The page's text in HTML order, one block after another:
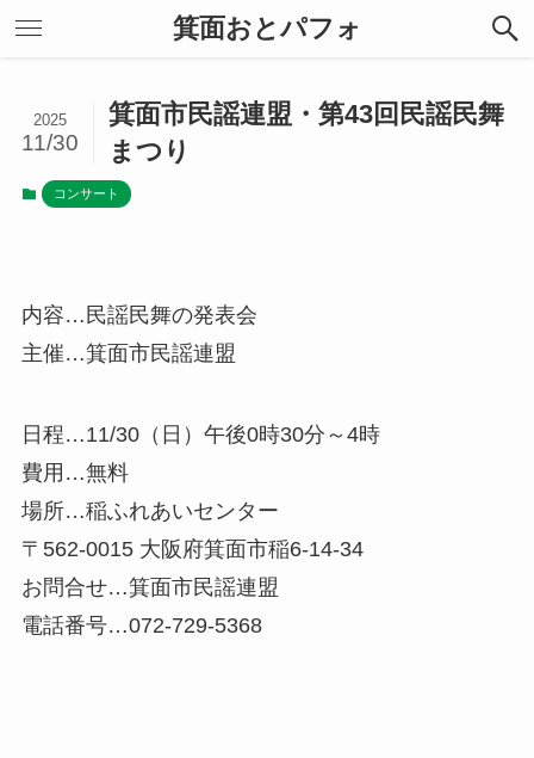
箕面おとパフォ
箕面市民謡連盟・第43回民謡民舞
まつり
2025
11/30
コンサート
内容…民謡民舞の発表会
主催…箕面市民謡連盟
日程…11/30（日）午後0時30分～4時
費用…無料
場所…稲ふれあいセンター
〒562-0015 大阪府箕面市稲6-14-34
お問合せ…箕面市民謡連盟
電話番号…072-729-5368